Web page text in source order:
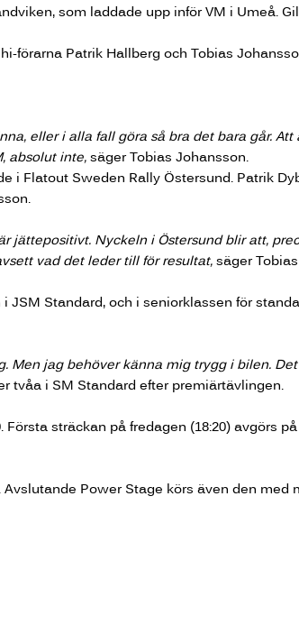
som laddade upp inför VM i Umeå.
förarna Patrik Hallberg och Tobias
eller i alla fall göra så bra det bara går.
absolut inte,säger Tobias Johansson.
i Flatout Sweden Rally Östersund. Patrik
jättepositivt. Nyckeln i Östersund blir att,
vad det leder till för resultat,säger
JSM Standard, och i seniorklassen för
Men jag behöver känna mig trygg i bilen.
tvåa i SM Standard efter premiärtävlingen.
sträckan på fredagen (18:20) avgörs
Power Stage körs även den med